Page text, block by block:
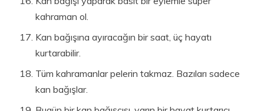
kahraman ol.
Kan bağışına ayıracağın bir saat, üç hayatı
kurtarabilir.
Tüm kahramanlar pelerin takmaz. Bazıları sadece
kan bağışlar.